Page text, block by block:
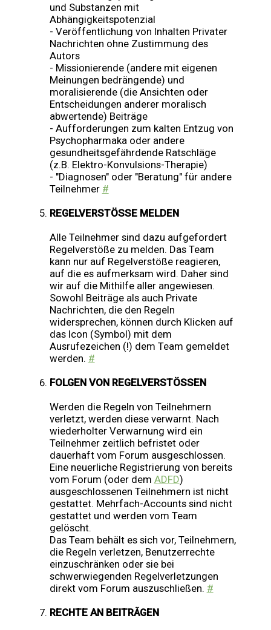
und Substanzen mit
Abhängigkeitspotenzial
- Veröffentlichung von Inhalten Privater
Nachrichten ohne Zustimmung des
Autors
- Missionierende (andere mit eigenen
Meinungen bedrängende) und
moralisierende (die Ansichten oder
Entscheidungen anderer moralisch
abwertende) Beiträge
- Aufforderungen zum kalten Entzug von
Psychopharmaka oder andere
gesundheitsgefährdende Ratschläge
(z.B. Elektro-Konvulsions-Therapie)
- "Diagnosen" oder "Beratung" für andere
Teilnehmer #
REGELVERSTÖSSE MELDEN
Alle Teilnehmer sind dazu aufgefordert
Regelverstöße zu melden. Das Team
kann nur auf Regelverstöße reagieren,
auf die es aufmerksam wird. Daher sind
wir auf die Mithilfe aller angewiesen.
Sowohl Beiträge als auch Private
Nachrichten, die den Regeln
widersprechen, können durch Klicken auf
das Icon (Symbol) mit dem
Ausrufezeichen (!) dem Team gemeldet
werden. #
FOLGEN VON REGELVERSTÖSSEN
Werden die Regeln von Teilnehmern
verletzt, werden diese verwarnt. Nach
wiederholter Verwarnung wird ein
Teilnehmer zeitlich befristet oder
dauerhaft vom Forum ausgeschlossen.
Eine neuerliche Registrierung von bereits
vom Forum (oder dem ADFD)
ausgeschlossenen Teilnehmern ist nicht
gestattet. Mehrfach-Accounts sind nicht
gestattet und werden vom Team
gelöscht.
Das Team behält es sich vor, Teilnehmern,
die Regeln verletzen, Benutzerrechte
einzuschränken oder sie bei
schwerwiegenden Regelverletzungen
direkt vom Forum auszuschließen. #
RECHTE AN BEITRÄGEN